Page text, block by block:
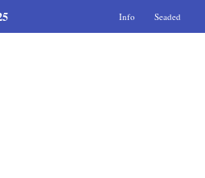
Info Seaded